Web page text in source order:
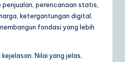
perencanaan statis,
ketergantungan digital,
fondasi yang lebih
Nilai yang jelas,